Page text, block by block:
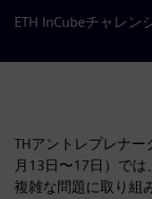
ETH InCubeチャレ
THアントレプレナ
月13日〜17日）では
複雑な問題に取り組